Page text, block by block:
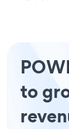
to